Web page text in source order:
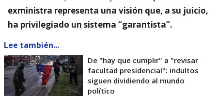
exministra representa una visión que, a su juicio,
ha privilegiado un sistema “garantista”.
Lee también...
De "hay que cumplir" a "revisar
facultad presidencial": indultos
siguen dividiendo al mundo
político